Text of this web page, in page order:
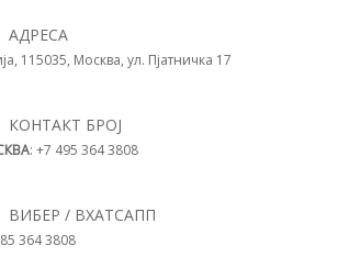
АДРЕСА
115035, Москва, ул. Пјатничка 17
КОНТАКТ БРОЈ
: +7 495 364 3808
ВИБЕР / ВХАТСАПП
364 3808